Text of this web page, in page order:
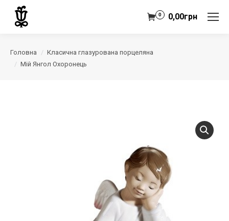
0,00грн
0
Головна
Класична глазурована порцеляна
Мій Янгол Охоронець